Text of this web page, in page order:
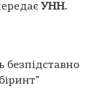
УНН.
безпідставно